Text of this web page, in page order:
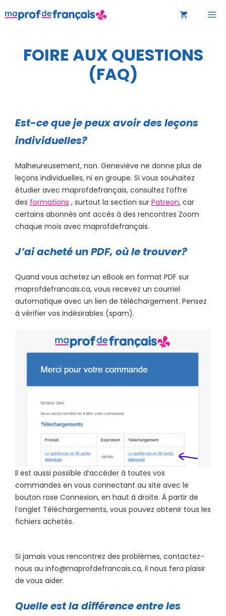
au
FOIRE AUX QUESTIONS
(FAQ)
Est-ce que je peux avoir des leçons
individuelles?
Malheureusement, non. Geneviève ne donne plus de
leçons individuelles, ni en groupe. Si vous souhaitez
étudier avec maprofdefrançais, consultez l’offre
des formations , surtout la section sur Patreon, car
certains abonnés ont accès à des rencontres Zoom
chaque mois avec maprofdefrançais.
J’ai acheté un PDF, où le trouver?
Quand vous achetez un eBook en format PDF sur
maprofdefrancais.ca, vous recevez un courriel
automatique avec un lien de téléchargement. Pensez
à vérifier vos indésirables (spam).
Il est aussi possible d’accéder à toutes vos
commandes en vous connectant au site avec le
bouton rose Connexion, en haut à droite. À partir de
l’onglet Téléchargements, vous pouvez obtenir tous les
fichiers achetés.
Si jamais vous rencontrez des problèmes, contactez-
nous au info@maprofdefrancais.ca, il nous fera plaisir
de vous aider.
Quelle est la différence entre les